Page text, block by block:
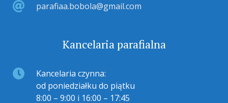
parafiaa.bobola@gmail.com
Kancelaria parafialna
Kancelaria czynna:
od poniedziałku do piątku
8:00 – 9:00 i 16:00 – 17:45